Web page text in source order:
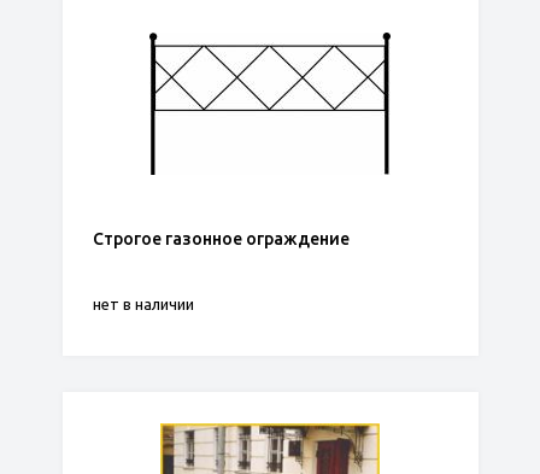
Строгое газонное ограждение
нет в наличии